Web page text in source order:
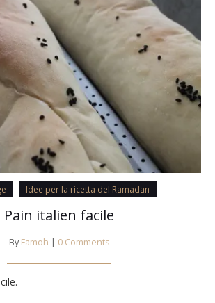
Idee per la ricetta del Ramadan
Pain italien facile
By Famoh | 0 Comments